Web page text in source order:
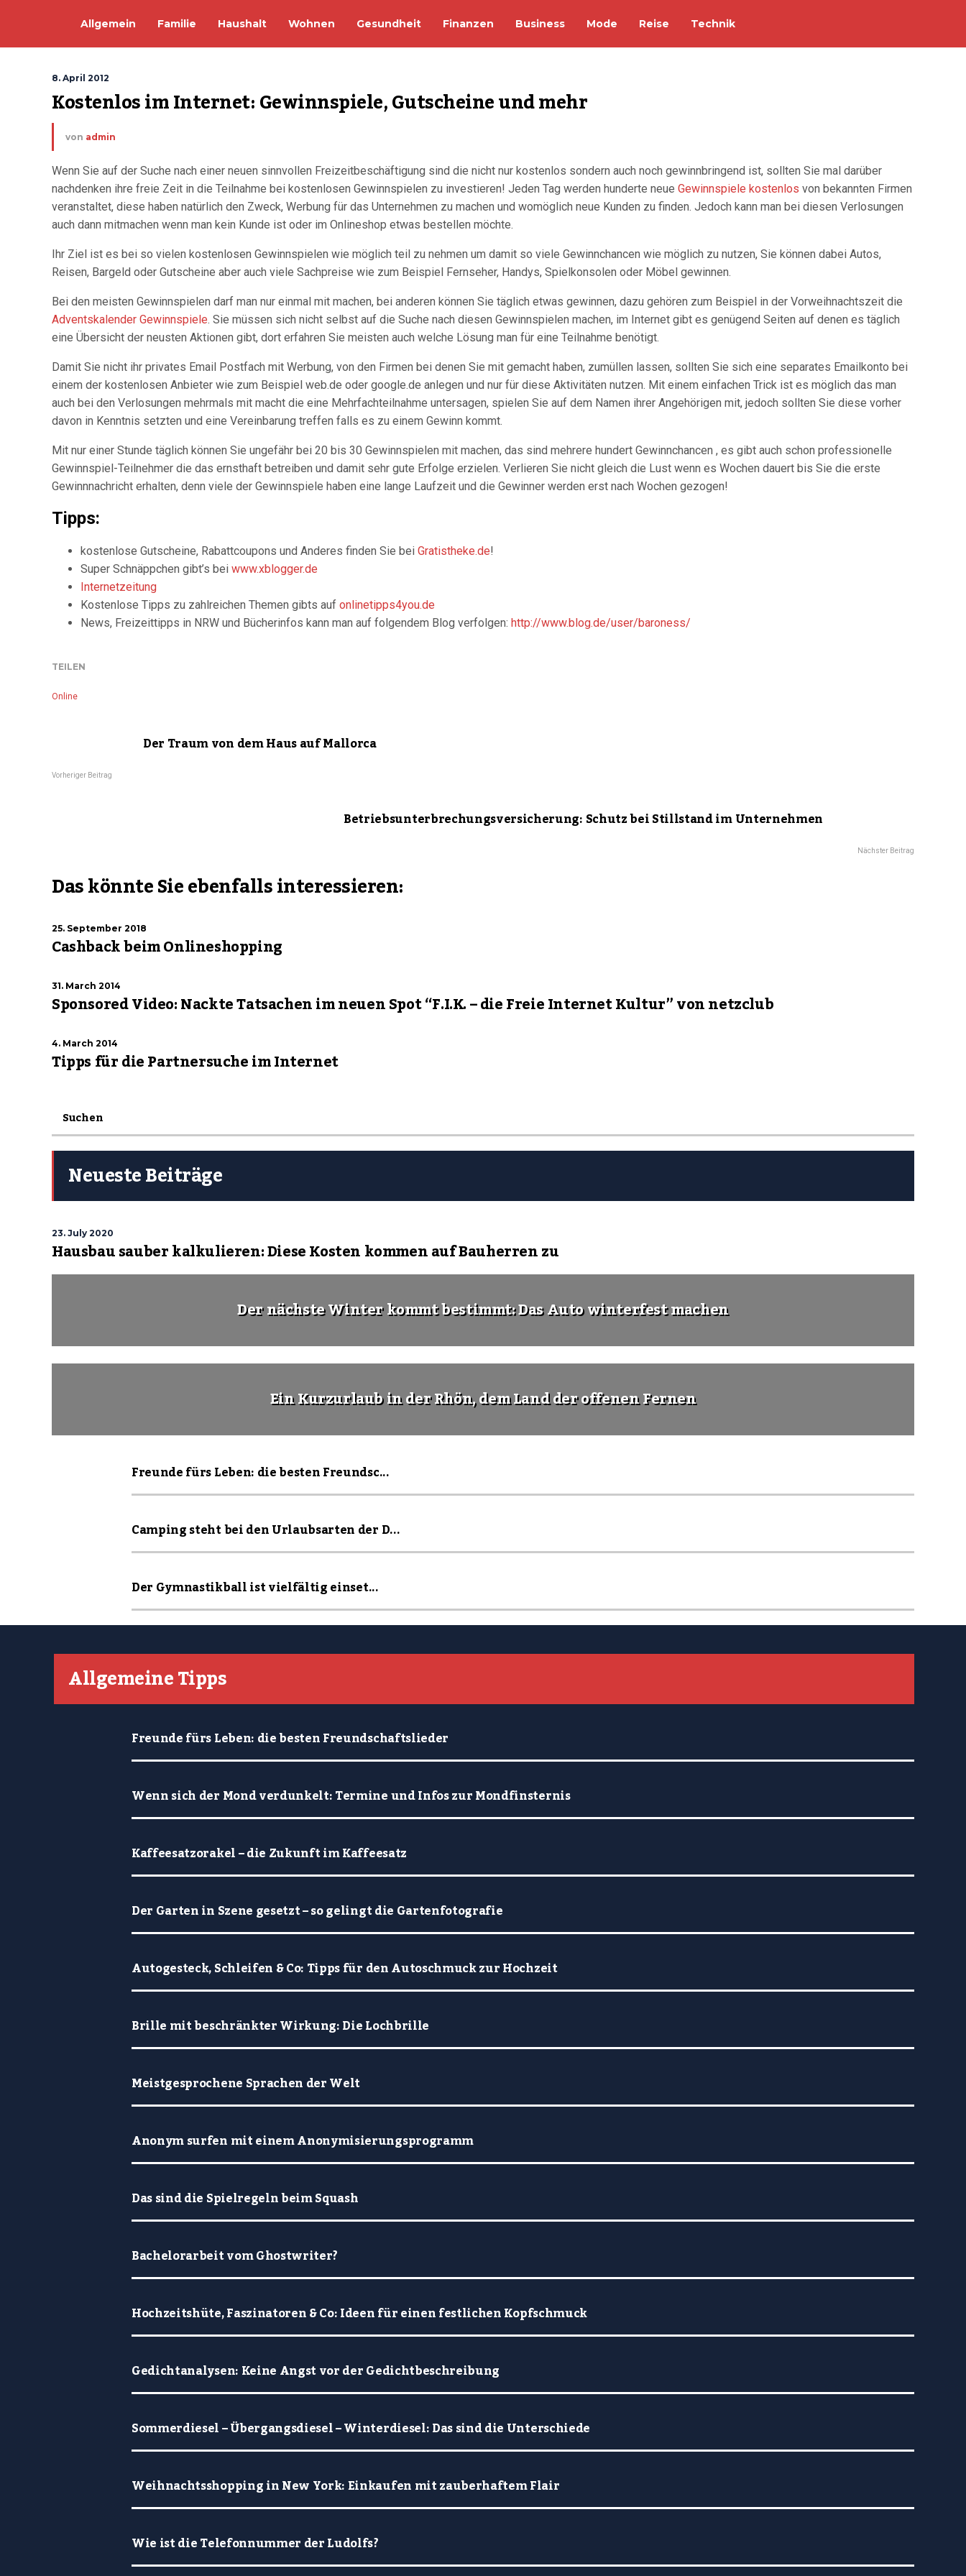
Allgemein Familie Haushalt Wohnen Gesundheit Finanzen Business Mode Reise Technik
8. April 2012
Kostenlos im Internet: Gewinnspiele, Gutscheine und mehr
von admin
Wenn Sie auf der Suche nach einer neuen sinnvollen Freizeitbeschäftigung sind die nicht nur kostenlos sondern auch noch gewinnbringend ist, sollten Sie mal darüber
nachdenken ihre freie Zeit in die Teilnahme bei kostenlosen Gewinnspielen zu investieren! Jeden Tag werden hunderte neue Gewinnspiele kostenlos von bekannten Firmen
veranstaltet, diese haben natürlich den Zweck, Werbung für das Unternehmen zu machen und womöglich neue Kunden zu finden. Jedoch kann man bei diesen Verlosungen
auch dann mitmachen wenn man kein Kunde ist oder im Onlineshop etwas bestellen möchte.
Ihr Ziel ist es bei so vielen kostenlosen Gewinnspielen wie möglich teil zu nehmen um damit so viele Gewinnchancen wie möglich zu nutzen, Sie können dabei Autos,
Reisen, Bargeld oder Gutscheine aber auch viele Sachpreise wie zum Beispiel Fernseher, Handys, Spielkonsolen oder Möbel gewinnen.
Bei den meisten Gewinnspielen darf man nur einmal mit machen, bei anderen können Sie täglich etwas gewinnen, dazu gehören zum Beispiel in der Vorweihnachtszeit die
Adventskalender Gewinnspiele. Sie müssen sich nicht selbst auf die Suche nach diesen Gewinnspielen machen, im Internet gibt es genügend Seiten auf denen es täglich
eine Übersicht der neusten Aktionen gibt, dort erfahren Sie meisten auch welche Lösung man für eine Teilnahme benötigt.
Damit Sie nicht ihr privates Email Postfach mit Werbung, von den Firmen bei denen Sie mit gemacht haben, zumüllen lassen, sollten Sie sich eine separates Emailkonto bei
einem der kostenlosen Anbieter wie zum Beispiel web.de oder google.de anlegen und nur für diese Aktivitäten nutzen. Mit einem einfachen Trick ist es möglich das man
auch bei den Verlosungen mehrmals mit macht die eine Mehrfachteilnahme untersagen, spielen Sie auf dem Namen ihrer Angehörigen mit, jedoch sollten Sie diese vorher
davon in Kenntnis setzten und eine Vereinbarung treffen falls es zu einem Gewinn kommt.
Mit nur einer Stunde täglich können Sie ungefähr bei 20 bis 30 Gewinnspielen mit machen, das sind mehrere hundert Gewinnchancen , es gibt auch schon professionelle
Gewinnspiel-Teilnehmer die das ernsthaft betreiben und damit sehr gute Erfolge erzielen. Verlieren Sie nicht gleich die Lust wenn es Wochen dauert bis Sie die erste
Gewinnnachricht erhalten, denn viele der Gewinnspiele haben eine lange Laufzeit und die Gewinner werden erst nach Wochen gezogen!
Tipps:
kostenlose Gutscheine, Rabattcoupons und Anderes finden Sie bei Gratistheke.de!
Super Schnäppchen gibt’s bei www.xblogger.de
Internetzeitung
Kostenlose Tipps zu zahlreichen Themen gibts auf onlinetipps4you.de
News, Freizeittipps in NRW und Bücherinfos kann man auf folgendem Blog verfolgen: http://www.blog.de/user/baroness/
TEILEN
Online
Der Traum von dem Haus auf Mallorca
Vorheriger Beitrag
Betriebsunterbrechungsversicherung: Schutz bei Stillstand im Unternehmen
Nächster Beitrag
Das könnte Sie ebenfalls interessieren:
25. September 2018
Cashback beim Onlineshopping
31. March 2014
Sponsored Video: Nackte Tatsachen im neuen Spot “F.I.K. – die Freie Internet Kultur” von netzclub
4. March 2014
Tipps für die Partnersuche im Internet
Neueste Beiträge
23. July 2020
Hausbau sauber kalkulieren: Diese Kosten kommen auf Bauherren zu
Der nächste Winter kommt bestimmt: Das Auto winterfest machen
Ein Kurzurlaub in der Rhön, dem Land der offenen Fernen
Freunde fürs Leben: die besten Freundsc...
Camping steht bei den Urlaubsarten der D...
Der Gymnastikball ist vielfältig einset...
Allgemeine Tipps
Freunde fürs Leben: die besten Freundschaftslieder
Wenn sich der Mond verdunkelt: Termine und Infos zur Mondfinsternis
Kaffeesatzorakel – die Zukunft im Kaffeesatz
Der Garten in Szene gesetzt – so gelingt die Gartenfotografie
Autogesteck, Schleifen & Co: Tipps für den Autoschmuck zur Hochzeit
Brille mit beschränkter Wirkung: Die Lochbrille
Meistgesprochene Sprachen der Welt
Anonym surfen mit einem Anonymisierungsprogramm
Das sind die Spielregeln beim Squash
Bachelorarbeit vom Ghostwriter?
Hochzeitshüte, Faszinatoren & Co: Ideen für einen festlichen Kopfschmuck
Gedichtanalysen: Keine Angst vor der Gedichtbeschreibung
Sommerdiesel – Übergangsdiesel – Winterdiesel: Das sind die Unterschiede
Weihnachtsshopping in New York: Einkaufen mit zauberhaftem Flair
Wie ist die Telefonnummer der Ludolfs?